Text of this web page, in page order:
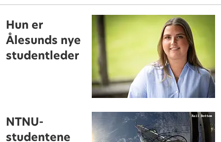
Hun er
Ålesunds nye
studentleder
NTNU-
studentene